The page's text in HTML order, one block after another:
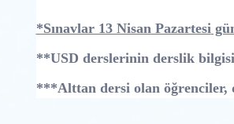
*Sınavlar 13 NisanPazartesi
**USD derslerinin derslik
***Alttan dersi olan öğrenciler,